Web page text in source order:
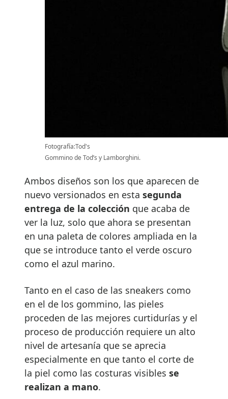
Fotografía:Tod's
Gommino de Tod’s y Lamborghini.
Ambos diseños son los que aparecen de
nuevo versionados en esta segunda
entrega de la colección que acaba de
ver la luz, solo que ahora se presentan
en una paleta de colores ampliada en la
que se introduce tanto el verde oscuro
como el azul marino.
Tanto en el caso de las sneakers como
en el de los gommino, las pieles
proceden de las mejores curtidurías y el
proceso de producción requiere un alto
nivel de artesanía que se aprecia
especialmente en que tanto el corte de
la piel como las costuras visibles se
realizan a mano.